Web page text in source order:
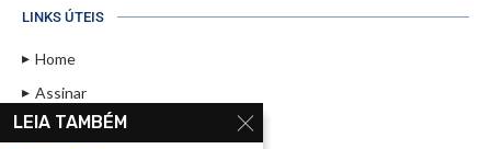
LINKS ÚTEIS
Home
Assinar
Contato
LEIA TAMBÉM